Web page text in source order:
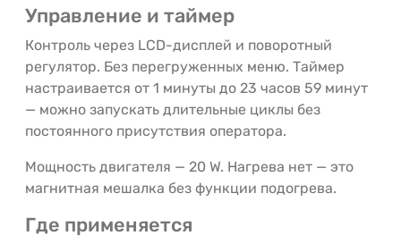
Управление и таймер
Контроль через LCD-дисплей и поворотный
регулятор. Без перегруженных меню. Таймер
настраивается от 1 минуты до 23 часов 59 минут
— можно запускать длительные циклы без
постоянного присутствия оператора.
Мощность двигателя — 20 W. Нагрева нет — это
магнитная мешалка без функции подогрева.
Где применяется